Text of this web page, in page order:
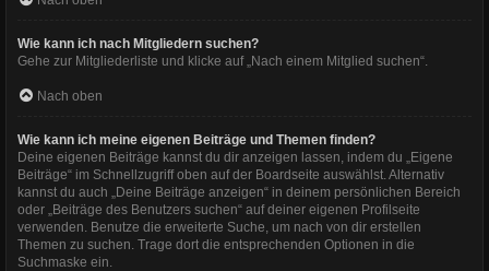
Wie kann ich nach Mitgliedern suchen?
Gehe zur Mitgliederliste und klicke auf „Nach einem Mitglied suchen“.
Nach oben
Wie kann ich meine eigenen Beiträge und Themen finden?
Deine eigenen Beiträge kannst du dir anzeigen lassen, indem du „Eigene
Beiträge“ im Schnellzugriff oben auf der Boardseite auswählst. Alternativ
kannst du auch „Deine Beiträge anzeigen“ in deinem persönlichen Bereich
oder „Beiträge des Benutzers suchen“ auf deiner eigenen Profilseite
verwenden. Benutze die erweiterte Suche, um nach von dir erstellen
Themen zu suchen. Trage dort die entsprechenden Optionen in die
Suchmaske ein.